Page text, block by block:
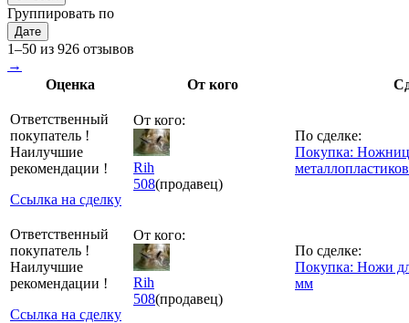
Группировать по
Дате
1–50 из 926 отзывов
→
Оценка
От кого
Ответственный
покупатель !
Наилучшие
рекомендации !
Ссылка на сделку
От кого:
Rih
508(продавец)
По сделке:
Покупка:
Ответственный
покупатель !
Наилучшие
рекомендации !
Ссылка на сделку
От кого:
Rih
508(продавец)
По сделке:
Покупка: Ножи
мм